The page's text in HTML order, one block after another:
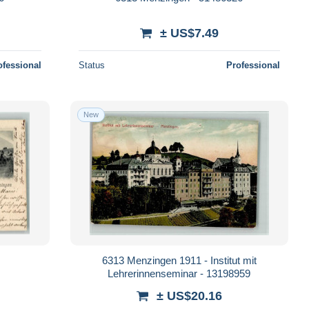
± US$7.49
Status Professional
New
6313 Menzingen 1911 - Institut mit
Lehrerinnenseminar - 13198959
± US$20.16